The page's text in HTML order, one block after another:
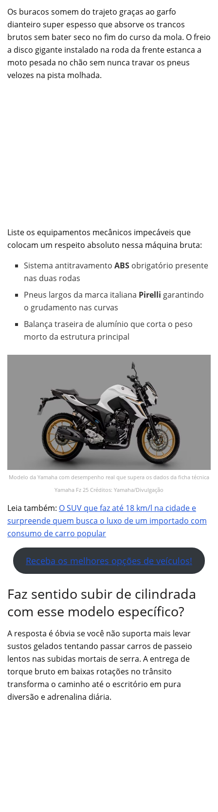
Os buracos somem do trajeto graças ao garfo
dianteiro super espesso que absorve os trancos
brutos sem bater seco no fim do curso da mola. O freio
a disco gigante instalado na roda da frente estanca a
moto pesada no chão sem nunca travar os pneus
velozes na pista molhada.
Liste os equipamentos mecânicos impecáveis que
colocam um respeito absoluto nessa máquina bruta:
Sistema antitravamentoABS obrigatório presente
nas duas rodas
Pneus largos da marca italiana Pirelli garantindo
o grudamento nas curvas
Balança traseira de alumínio que corta o peso
morto da estrutura principal
Modelo da Yamaha com desempenho real que supera os dados da ficha técnica
Yamaha Fz 25 Créditos: Yamaha/Divulgação
Leia também: O SUV que faz até 18 km/l na cidade e
surpreende quem busca o luxo de um importado com
consumo de carro popular
Receba os melhores opções de veículos!
Faz sentido subir de cilindrada
com esse modelo específico?
A resposta é óbvia se você não suporta mais levar
sustos gelados tentando passar carros de passeio
lentos nas subidas mortais de serra. A entrega de
torque bruto em baixas rotações no trânsito
transforma o caminho até o escritório em pura
diversão e adrenalina diária.